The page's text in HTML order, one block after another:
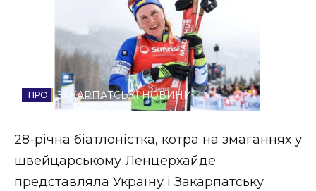
Спорт
Стиль життя
Втрачений Ужгород
Втрачений Ужгород (відеоверсія)
ЗАКАРПАТСЬКІ НОВИНИ
28-річна біатлоністка, котра на змаганнях у
швейцарському Ленцерхайде
представляла Україну і Закарпатську